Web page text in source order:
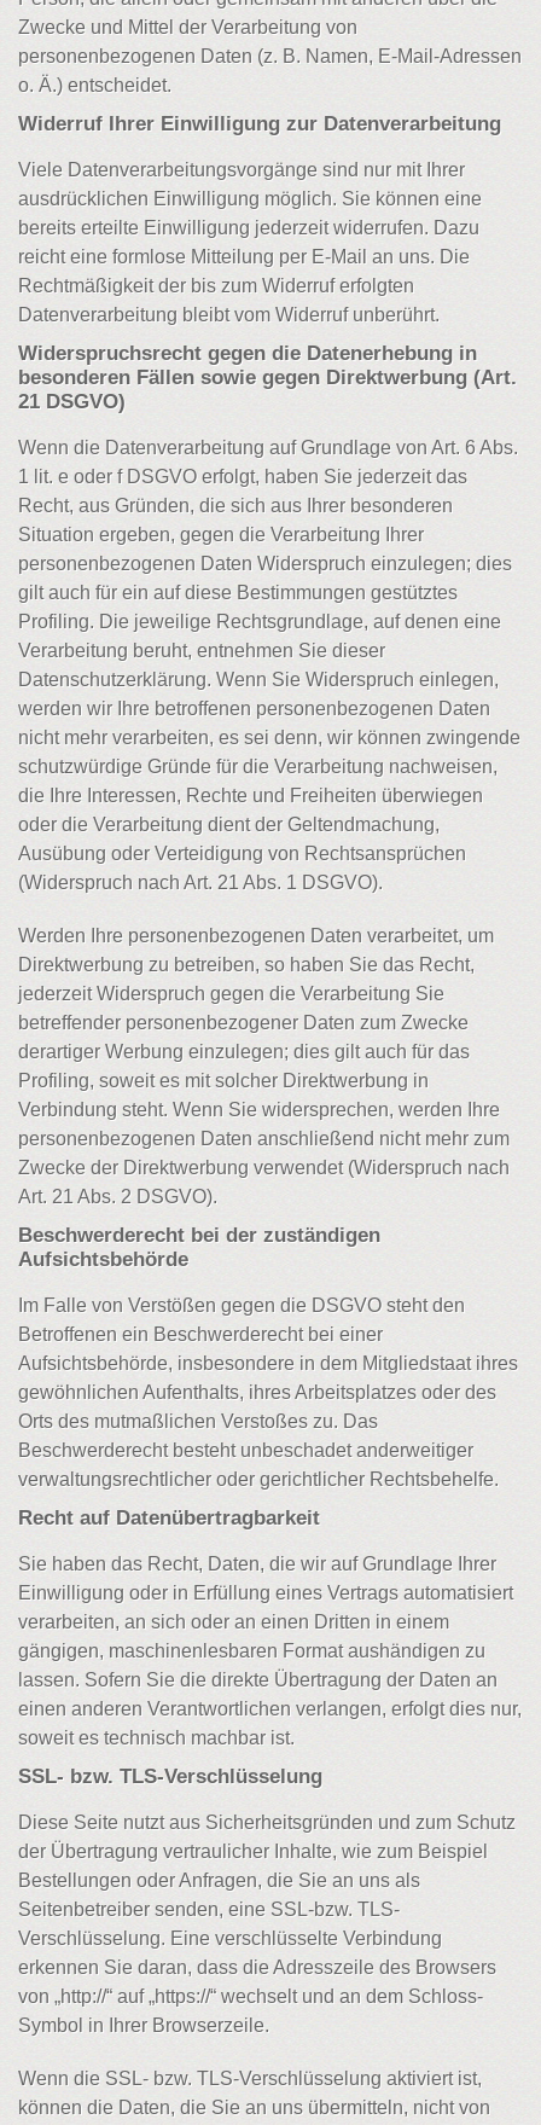
Zwecke und Mittel der Verarbeitung von
personenbezogenen Daten (z. B. Namen, E-Mail-Adressen
o. Ä.) entscheidet.
Widerruf Ihrer Einwilligung zur Datenverarbeitung
Viele Datenverarbeitungsvorgänge sind nur mit Ihrer
ausdrücklichen Einwilligung möglich. Sie können eine
bereits erteilte Einwilligung jederzeit widerrufen. Dazu
reicht eine formlose Mitteilung per E-Mail an uns. Die
Rechtmäßigkeit der bis zum Widerruf erfolgten
Datenverarbeitung bleibt vom Widerruf unberührt.
Widerspruchsrecht gegen die Datenerhebung in
besonderen Fällen sowie gegen Direktwerbung (Art.
21 DSGVO)
Wenn die Datenverarbeitung auf Grundlage von Art. 6 Abs.
1 lit. e oder f DSGVO erfolgt, haben Sie jederzeit das
Recht, aus Gründen, die sich aus Ihrer besonderen
Situation ergeben, gegen die Verarbeitung Ihrer
personenbezogenen Daten Widerspruch einzulegen; dies
gilt auch für ein auf diese Bestimmungen gestütztes
Profiling. Die jeweilige Rechtsgrundlage, auf denen eine
Verarbeitung beruht, entnehmen Sie dieser
Datenschutzerklärung. Wenn Sie Widerspruch einlegen,
werden wir Ihre betroffenen personenbezogenen Daten
nicht mehr verarbeiten, es sei denn, wir können zwingende
schutzwürdige Gründe für die Verarbeitung nachweisen,
die Ihre Interessen, Rechte und Freiheiten überwiegen
oder die Verarbeitung dient der Geltendmachung,
Ausübung oder Verteidigung von Rechtsansprüchen
(Widerspruch nach Art. 21 Abs. 1 DSGVO).
Werden Ihre personenbezogenen Daten verarbeitet, um
Direktwerbung zu betreiben, so haben Sie das Recht,
jederzeit Widerspruch gegen die Verarbeitung Sie
betreffender personenbezogener Daten zum Zwecke
derartiger Werbung einzulegen; dies gilt auch für das
Profiling, soweit es mit solcher Direktwerbung in
Verbindung steht. Wenn Sie widersprechen, werden Ihre
personenbezogenen Daten anschließend nicht mehr zum
Zwecke der Direktwerbung verwendet (Widerspruch nach
Art. 21 Abs. 2 DSGVO).
Beschwerderecht bei der zuständigen
Aufsichtsbehörde
Im Falle von Verstößen gegen die DSGVO steht den
Betroffenen ein Beschwerderecht bei einer
Aufsichtsbehörde, insbesondere in dem Mitgliedstaat ihres
gewöhnlichen Aufenthalts, ihres Arbeitsplatzes oder des
Orts des mutmaßlichen Verstoßes zu. Das
Beschwerderecht besteht unbeschadet anderweitiger
verwaltungsrechtlicher oder gerichtlicher Rechtsbehelfe.
Recht auf Datenübertragbarkeit
Sie haben das Recht, Daten, die wir auf Grundlage Ihrer
Einwilligung oder in Erfüllung eines Vertrags automatisiert
verarbeiten, an sich oder an einen Dritten in einem
gängigen, maschinenlesbaren Format aushändigen zu
lassen. Sofern Sie die direkte Übertragung der Daten an
einen anderen Verantwortlichen verlangen, erfolgt dies nur,
soweit es technisch machbar ist.
SSL- bzw. TLS-Verschlüsselung
Diese Seite nutzt aus Sicherheitsgründen und zum Schutz
der Übertragung vertraulicher Inhalte, wie zum Beispiel
Bestellungen oder Anfragen, die Sie an uns als
Seitenbetreiber senden, eine SSL-bzw. TLS-
Verschlüsselung. Eine verschlüsselte Verbindung
erkennen Sie daran, dass die Adresszeile des Browsers
von „http://“ auf „https://“ wechselt und an dem Schloss-
Symbol in Ihrer Browserzeile.
Wenn die SSL- bzw. TLS-Verschlüsselung aktiviert ist,
können die Daten, die Sie an uns übermitteln, nicht von